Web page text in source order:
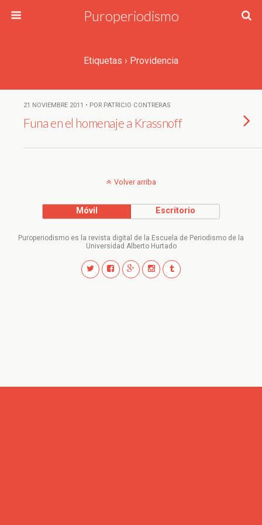
Puroperiodismo
Etiquetas › Providencia
21 NOVIEMBRE 2011 • POR PATRICIO CONTRERAS
Funa en el homenaje a Krassnoff
Volver arriba
Móvil Escritorio
Puroperiodismo es la revista digital de la Escuela de Periodismo de la
Universidad Alberto Hurtado